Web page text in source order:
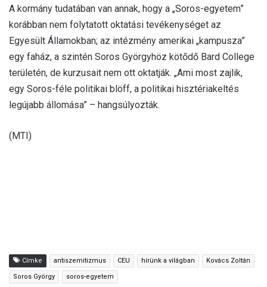
A kormány tudatában van annak, hogy a „Soros-egyetem”
korábban nem folytatott oktatási tevékenységet az
Egyesült Államokban; az intézmény amerikai „kampusza”
egy faház, a szintén Soros Györgyhöz kötődő Bard College
területén, de kurzusait nem ott oktatják. „Ami most zajlik,
egy Soros-féle politikai blöff, a politikai hisztériakeltés
legújabb állomása” – hangsúlyozták.
(MTI)
Címke antiszemitizmus CEU hírünk a világban Kovács Zoltán
Soros György soros-egyetem